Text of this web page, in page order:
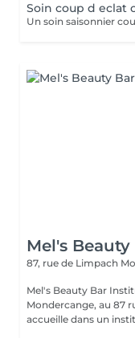
Soin coup d eclat
Mel's Beauty
87, rue de Limpach
Mel's Beauty Bar Institut de beauté à Mondercange Situé à
Mondercange, au 87
accueille dans un